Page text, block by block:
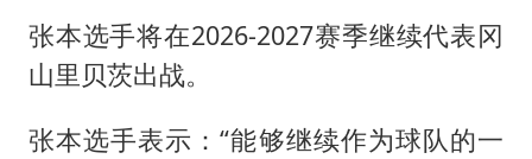
张本选手将在2026-2027赛季继续代表冈
山里贝茨出战。
张本选手表示：“能够继续作为球队的一